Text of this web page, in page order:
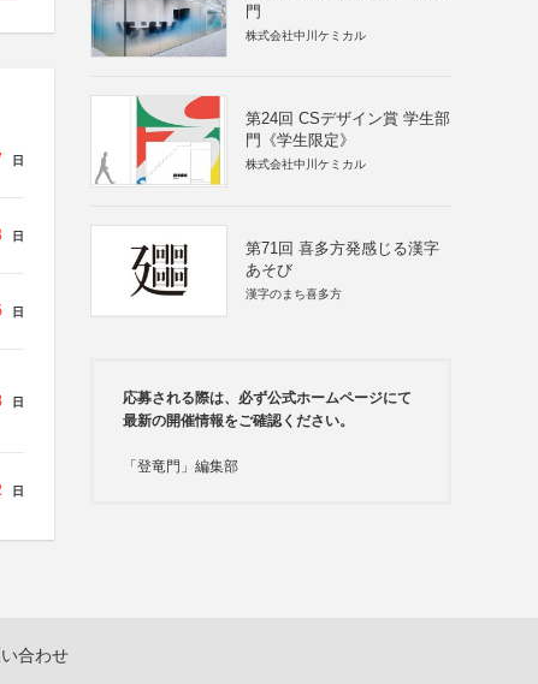
日
日
日
日
日
門
株式会社中川ケミカル
第24回 CSデザイン賞 学生部
門《学生限定》
株式会社中川ケミカル
第71回 喜多方発感じる漢字
あそび
漢字のまち喜多方
応募される際は、必ず公式ホームページにて
最新の開催情報をご確認ください。
「登竜門」編集部
合わせ